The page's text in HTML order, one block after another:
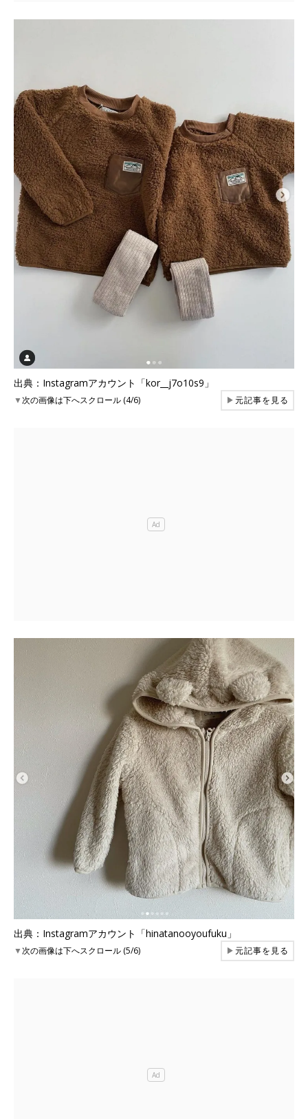
出典：Instagramアカウント「kor__j7o10s9」
▼次の画像は下へスクロール (4/6) ▶元記事を見る
出典：Instagramアカウント「hinatanooyoufuku」
▼次の画像は下へスクロール (5/6) ▶元記事を見る